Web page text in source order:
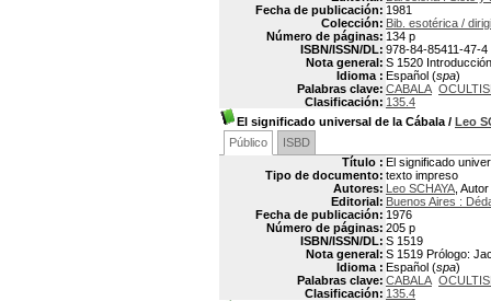
Fecha de publicación: 1981
Colección: Bib. esotérica /
Número de páginas: 134 p
ISBN/ISSN/DL: 978-84-85411-47-4
Nota general: S 1520
Idioma : Español (spa)
Palabras clave: CABALA
Clasificación: 135.4
El significado universal de la Cábala / Leo
Público
ISBD
Título : El significado
Tipo de documento: texto impreso
Autores: Leo SCHAYA , Autor
Editorial: Buenos Aires :
Fecha de publicación: 1976
Número de páginas: 205 p
ISBN/ISSN/DL: S 1519
Nota general: S 1519 Prólogo:
Idioma : Español (spa)
Palabras clave: CABALA
Clasificación: 135.4